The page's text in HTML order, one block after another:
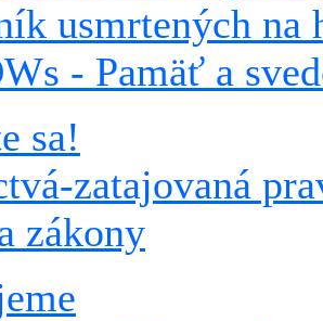
usmrtených na
- Pamäť a
sa!
zatajovaná
zákony